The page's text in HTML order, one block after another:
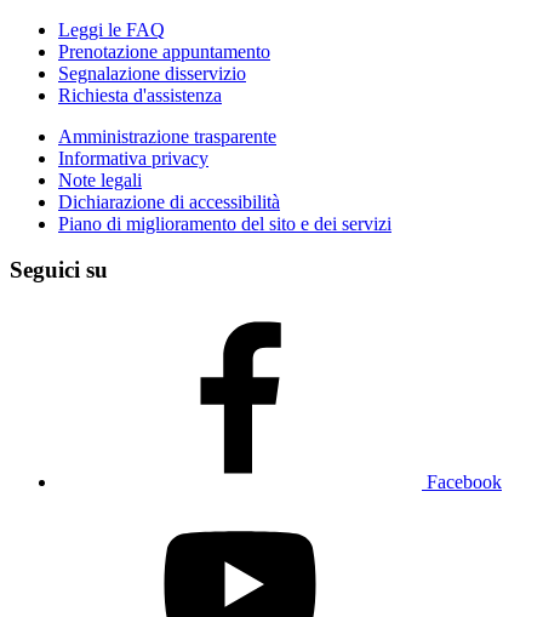
Leggi le FAQ
Prenotazione appuntamento
Segnalazione disservizio
Richiesta d'assistenza
Amministrazione trasparente
Informativa privacy
Note legali
Dichiarazione di accessibilità
Piano di miglioramento del sito e dei servizi
Seguici su
Facebook